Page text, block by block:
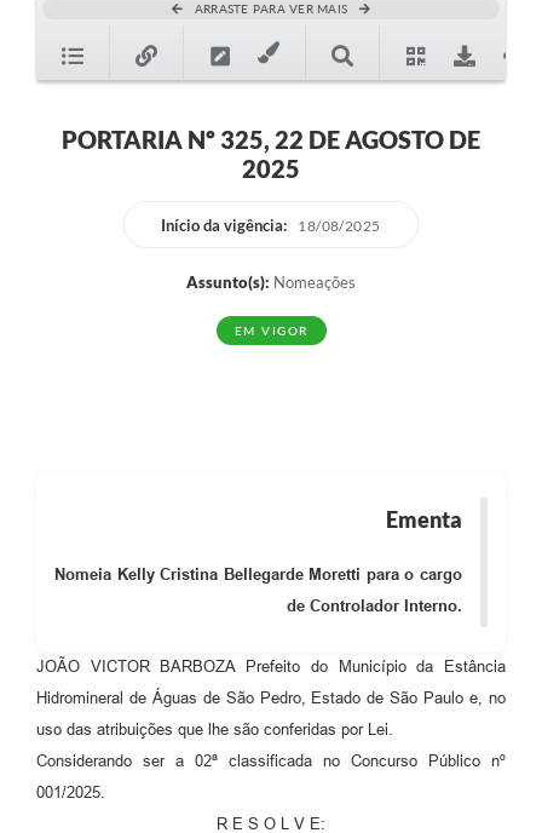
ARRASTE PARA VER MAIS
PORTARIA Nº 325, 22 DE AGOSTO DE
2025
Início da vigência: 18/08/2025
Assunto(s): Nomeações
EM VIGOR
Ementa
Nomeia Kelly Cristina Bellegarde Moretti para o cargo
de Controlador Interno.
JOÃO VICTOR BARBOZA Prefeito do Município da Estância
Hidromineral de Águas de São Pedro, Estado de São Paulo e, no
uso das atribuições que lhe são conferidas por Lei.
Considerando ser a 02ª classificada no Concurso Público nº
001/2025.
R E S O L V E: